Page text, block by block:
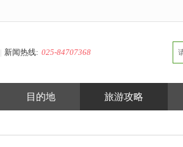
新闻热线: 025-84707368
目的地 旅游攻略